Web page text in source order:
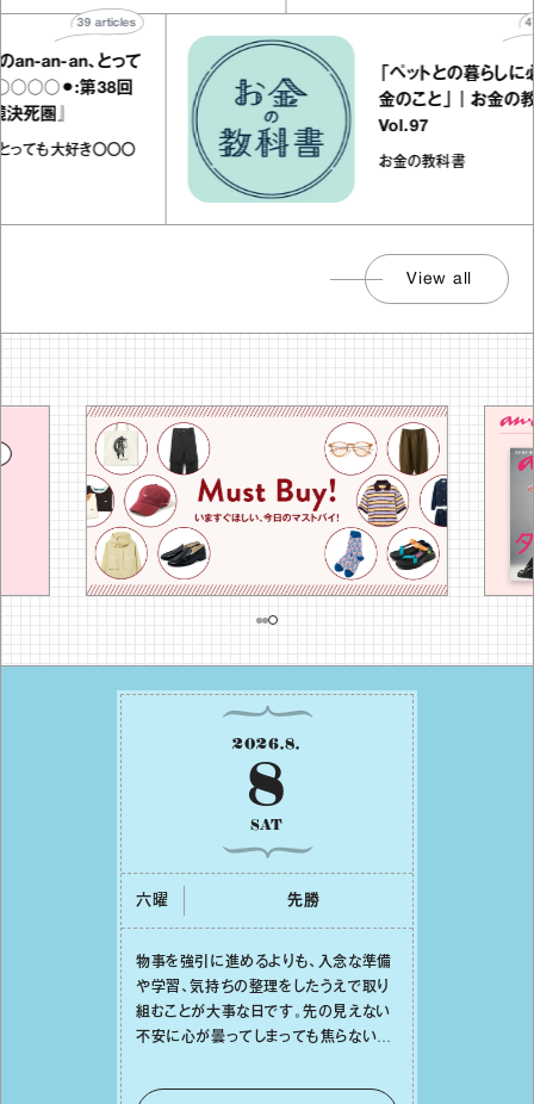
、とって
第38回
圏』
も大好き〇〇〇
articles
「ペットとの暮らしに必
金のこと」｜お金の教
Vol.97
お金の教科書
View all
2026.8.
8
SAT
六曜 先勝
物事を強引に進めるよりも、⼊念な準備
や学習、気持ちの整理をしたうえで取り
組むことが⼤事な⽇です。先の⾒えない
不安に⼼が曇ってしまっても焦らない
⾝や疲れていそうな⼈をいたわることに